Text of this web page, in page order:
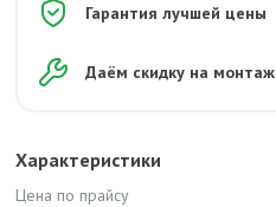
Гарантия лучшей цены
Даём скидку на монтаж
Характеристики
Цена по прайсу